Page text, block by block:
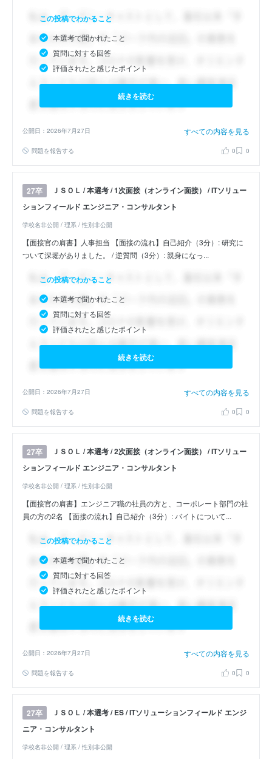
この投稿でわかること
本選考で聞かれたこと
質問に対する回答
評価されたと感じたポイント
続きを読む
公開日：2026年7月27日 すべての内容を見る
問題を報告する 0 0
27卒
ＪＳＯＬ / 本選考 / 1次面接（オンライン面接） / ITソリュー
ションフィールド エンジニア・コンサルタント
学校名非公開 / 理系 / 性別非公開
【面接官の肩書】人事担当 【面接の流れ】自己紹介（3分）: 研究に
ついて深堀がありました。 / 逆質問（3分）: 親身になっ...
この投稿でわかること
本選考で聞かれたこと
質問に対する回答
評価されたと感じたポイント
続きを読む
公開日：2026年7月27日 すべての内容を見る
問題を報告する 0 0
27卒
ＪＳＯＬ / 本選考 / 2次面接（オンライン面接） / ITソリュー
ションフィールド エンジニア・コンサルタント
学校名非公開 / 理系 / 性別非公開
【面接官の肩書】エンジニア職の社員の方と、コーポレート部門の社
員の方の2名 【面接の流れ】自己紹介（3分）: バイトについて...
この投稿でわかること
本選考で聞かれたこと
質問に対する回答
評価されたと感じたポイント
続きを読む
公開日：2026年7月27日 すべての内容を見る
問題を報告する 0 0
27卒
ＪＳＯＬ / 本選考 / ES / ITソリューションフィールド エンジ
ニア・コンサルタント
学校名非公開 / 理系 / 性別非公開